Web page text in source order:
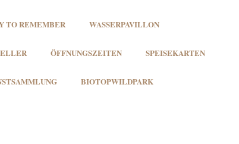
TO REMEMBER WASSERPAVILLON
ÖFFNUNGSZEITEN SPEISEKARTEN
BIOTOPWILDPARK